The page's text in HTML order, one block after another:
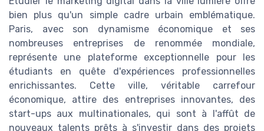
bien plus qu'un simple cadre urbain emblématique.
Paris, avec son dynamisme économique et ses
nombreuses entreprises de renommée mondiale,
représente une plateforme exceptionnelle pour les
étudiants en quête d'expériences professionnelles
enrichissantes. Cette ville, véritable carrefour
économique, attire des entreprises innovantes, des
start-ups aux multinationales, qui sont à l'affût de
nouveaux talents prêts à s'investir dans des projets